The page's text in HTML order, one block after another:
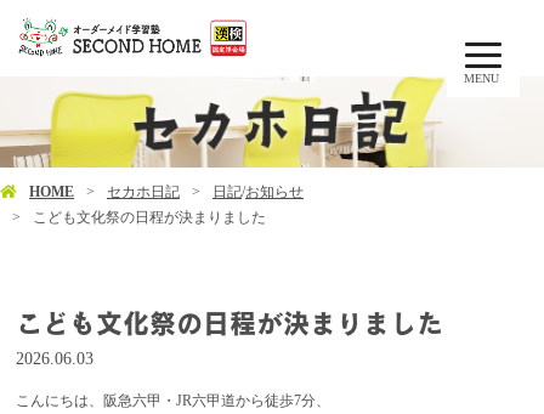
MENU
HOME セカホ日記 日記/お知らせ
こども文化祭の日程が決まりました
こども文化祭の日程が決まりました
2026.06.03
こんにちは、阪急六甲・JR六甲道から徒歩7分、